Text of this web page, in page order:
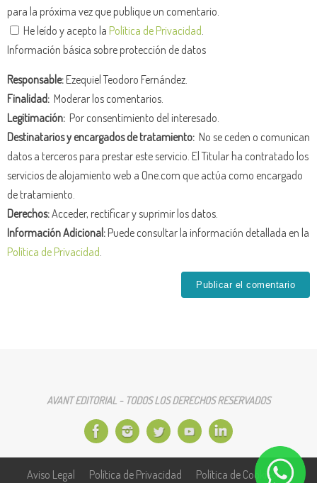
para la próxima vez que publique un comentario.
He leído y acepto la Política de Privacidad
Información básica sobre protección de datos
Responsable:Ezequiel Teodoro Fernández.
Finalidad: Moderar los comentarios.
Legitimación: Por consentimiento del interesado.
Destinatarios y encargados de tratamiento: No se ceden o comunican
datos a terceros para prestar este servicio. El Titular ha contratado los
servicios de alojamiento web a One.com que actúa como encargado
de tratamiento.
Derechos:Acceder, rectificar y suprimir los datos.
Información Adicional:Puede consultar la información detallada en la
Política de Privacidad
AVANT EDITORIAL - TODOS LOS DERECHOS RESERVADOS
Aviso Legal Política de Privacidad Política de Cookies